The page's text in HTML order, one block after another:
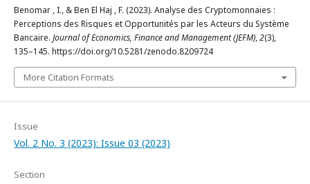
Benomar , I., & Ben El Haj , F. (2023). Analyse des Cryptomonnaies :
Perceptions des Risques et Opportunités par les Acteurs du Système
Bancaire. Journal of Economics, Finance and Management (JEFM),2(3),
135–145. https://doi.org/10.5281/zenodo.8209724
More Citation Formats
Issue
Vol. 2 No. 3 (2023): Issue 03 (2023)
Section